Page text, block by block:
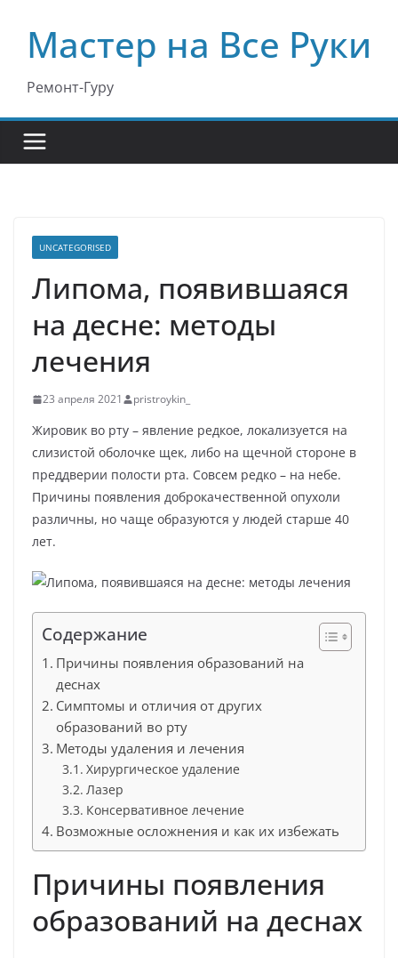
содержимому
Мастер на Все Руки
Ремонт-Гуру
UNCATEGORISED
Липома, появившаяся
на десне: методы
лечения
23 апреля 2021 pristroykin_
Жировик во рту – явление редкое, локализуется на
слизистой оболочке щек, либо на щечной стороне в
преддверии полости рта. Совсем редко – на небе.
Причины появления доброкачественной опухоли
различны, но чаще образуются у людей старше 40
лет.
Содержание
Причины появления образований на
деснах
Симптомы и отличия от других
образований во рту
Методы удаления и лечения
Хирургическое удаление
Лазер
Консервативное лечение
Возможные осложнения и как их избежать
Причины появления
образований на деснах